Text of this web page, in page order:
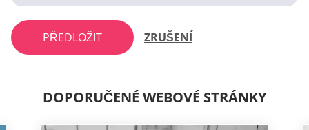
PŘEDLOŽIT ZRUŠENÍ
DOPORUČENÉ WEBOVÉ STRÁNKY